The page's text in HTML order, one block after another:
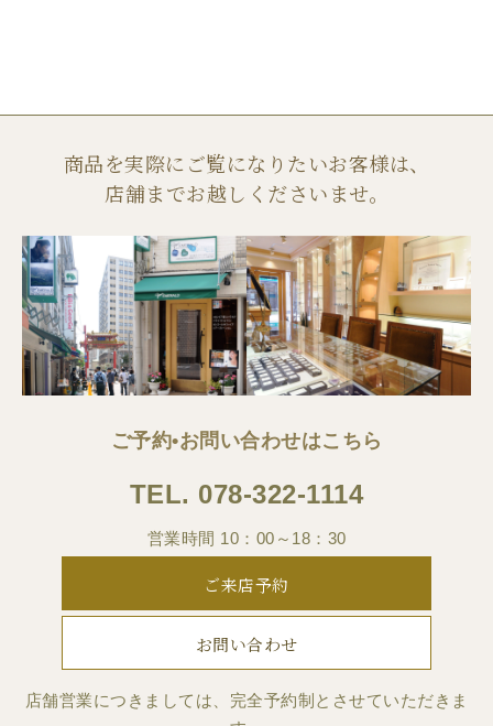
商品を実際にご覧になりたいお客様は、
店舗までお越しくださいませ。
ご予約•お問い合わせはこちら
TEL. 078-322-1114
営業時間 10：00～18：30
ご来店予約
お問い合わせ
店舗営業につきましては、完全予約制とさせていただきま